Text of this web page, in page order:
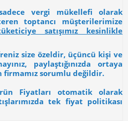
sadece vergi mükellefi olarak
toptancı müşterilerimize
satışımız kesinlikle
size özeldir, üçüncü kişi ve
paylaştığınızda ortaya
firmamız sorumlu değildir.
Fiyatları otomatik olarak
tek fiyat politikası